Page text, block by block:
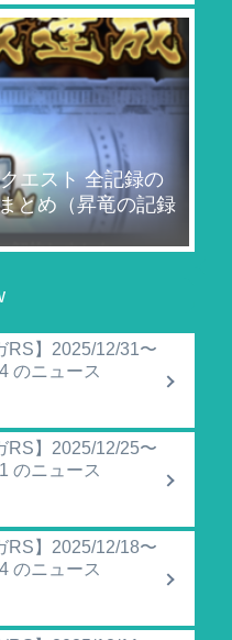
エスト 全記録の
とめ（昇竜の記録
RS】2025/12/31〜
のニュース
RS】2025/12/25〜
のニュース
RS】2025/12/18〜
のニュース